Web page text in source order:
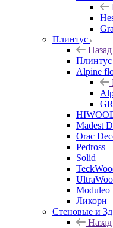
Плинтус
Назад
Плинтус
Alpine
Madest
Orac
Pedross
Solid
Moduleo
Ликорн
Стеновые и
Назад